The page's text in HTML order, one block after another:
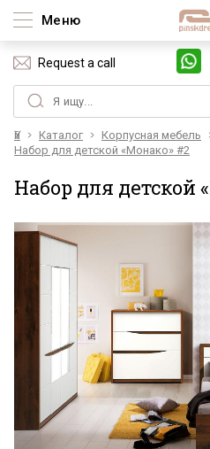
Меню
Request a call
Үй Каталог Корпусная мебель
Набор для детской «Монако» #2
Набор для детской